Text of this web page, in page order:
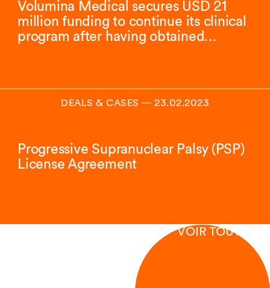
Volumina Medical secures USD 21
million funding to continue its clinical
program after having obtained…
DEALS & CASES ― 23.02.2023
Progressive Supranuclear Palsy (PSP)
License Agreement
VOIR TOUT